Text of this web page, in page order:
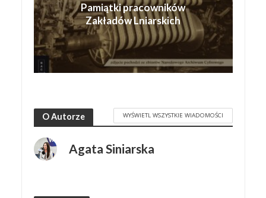
Pamiątki pracowników
Zakładów Lniarskich
O Autorze WYŚWIETL WSZYSTKIE WIADOMOŚCI
Agata Siniarska